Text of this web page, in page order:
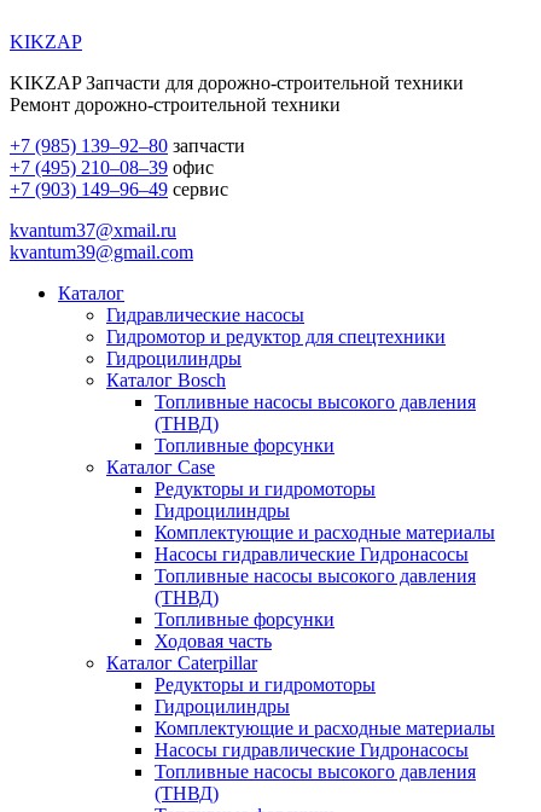
KIKZAP
KIKZAP Запчасти для дорожно-строительной техники
Ремонт дорожно-строительной техники
+7 (985) 139–92–80 запчасти
+7 (495) 210–08–39 офис
+7 (903) 149–96–49 сервис
kvantum37@xmail.ru
kvantum39@gmail.com
Каталог
Гидравлические насосы
Гидромотор и редуктор для спецтехники
Гидроцилиндры
Каталог Bosch
Топливные насосы высокого давления
(ТНВД)
Топливные форсунки
Каталог Case
Редукторы и гидромоторы
Гидроцилиндры
Комплектующие и расходные материалы
Насосы гидравлические Гидронасосы
Топливные насосы высокого давления
(ТНВД)
Топливные форсунки
Ходовая часть
Каталог Caterpillar
Редукторы и гидромоторы
Гидроцилиндры
Комплектующие и расходные материалы
Насосы гидравлические Гидронасосы
Топливные насосы высокого давления
(ТНВД)